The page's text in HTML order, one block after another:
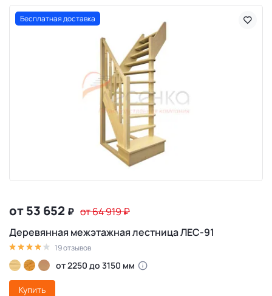
Бесплатная доставка
от 53 652 ₽ от 64 919₽
Деревянная межэтажная лестница ЛЕС-91
19 отзывов
от 2250 до 3150 мм
Купить